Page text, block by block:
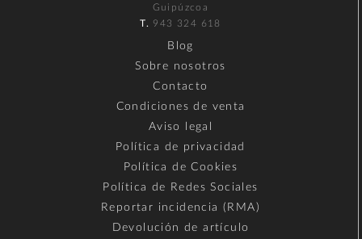
Guipúzcoa
T. 943 324 618
Blog
Sobre nosotros
Contacto
Condiciones de venta
Aviso legal
Política de privacidad
Política de Cookies
Política de Redes Sociales
Reportar incidencia (RMA)
Devolución de artículo